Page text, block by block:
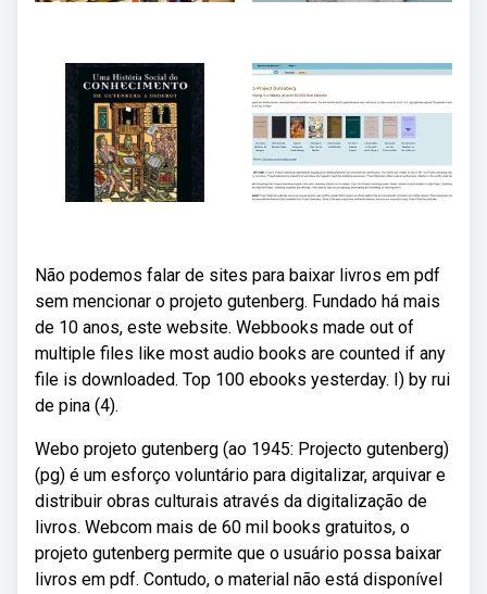
Não podemos falar de sites para baixar livros em pdf
sem mencionar o projeto gutenberg. Fundado há mais
de 10 anos, este website. Webbooks made out of
multiple files like most audio books are counted if any
file is downloaded. Top 100 ebooks yesterday. I) by rui
de pina (4).
Webo projeto gutenberg (ao 1945: Projecto gutenberg)
(pg) é um esforço voluntário para digitalizar, arquivar e
distribuir obras culturais através da digitalização de
livros. Webcom mais de 60 mil books gratuitos, o
projeto gutenberg permite que o usuário possa baixar
livros em pdf. Contudo, o material não está disponível